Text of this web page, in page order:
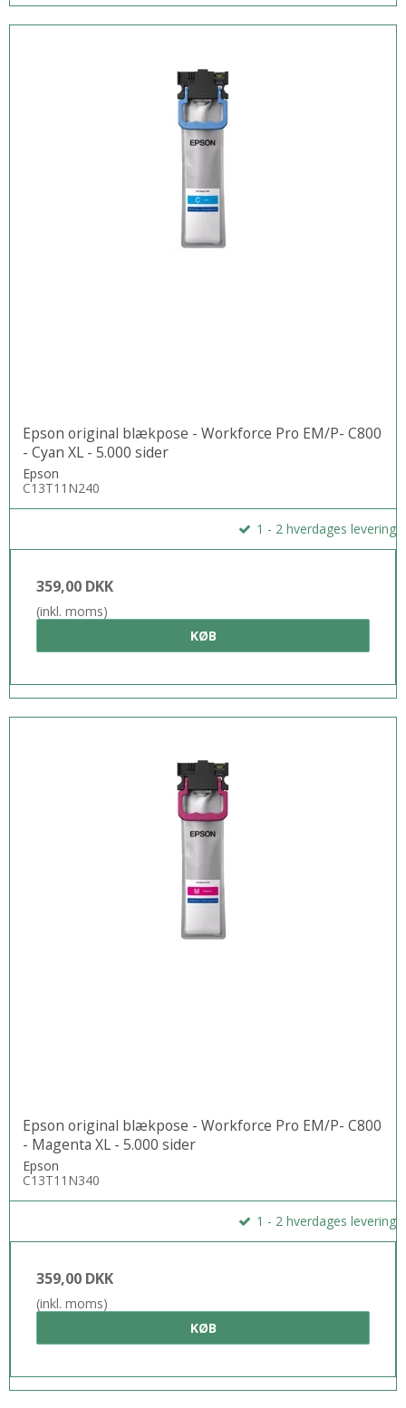
Epson original blækpose - Workforce Pro EM/P- C800
- Cyan XL - 5.000 sider
Epson
C13T11N240
1 - 2 hverdages levering
359,00 DKK
(inkl. moms)
KØB
Epson original blækpose - Workforce Pro EM/P- C800
- Magenta XL - 5.000 sider
Epson
C13T11N340
1 - 2 hverdages levering
359,00 DKK
(inkl. moms)
KØB